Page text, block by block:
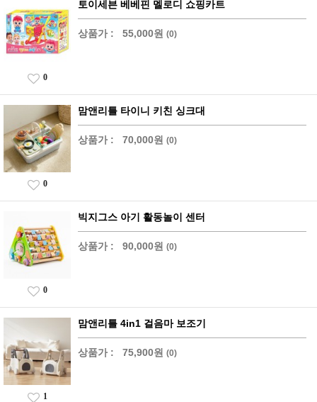
토이세븐 베베핀 멜로디 쇼핑카트
상품가 : 55,000원 (0)
0
맘앤리틀 타이니 키친 싱크대
상품가 : 70,000원 (0)
0
빅지그스 아기 활동놀이 센터
상품가 : 90,000원 (0)
0
맘앤리틀 4in1 걸음마 보조기
상품가 : 75,900원 (0)
1